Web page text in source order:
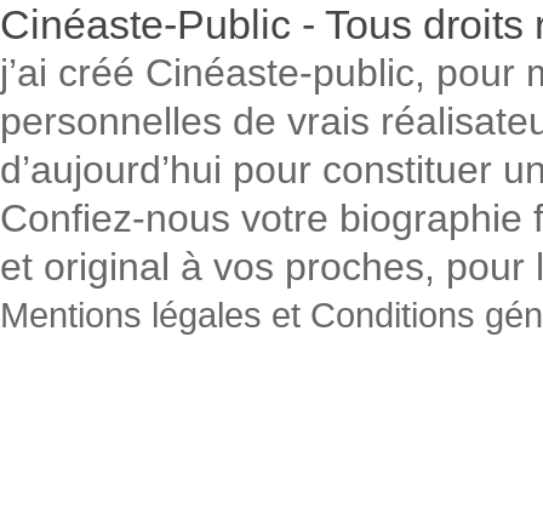
Cinéaste-Public - Tous
j’ai créé Cinéaste-public,
personnelles de vrais
d’aujourd’hui pour constituer
Confiez-nous votre
et original à vos proches, pour
Mentions légales et Conditions